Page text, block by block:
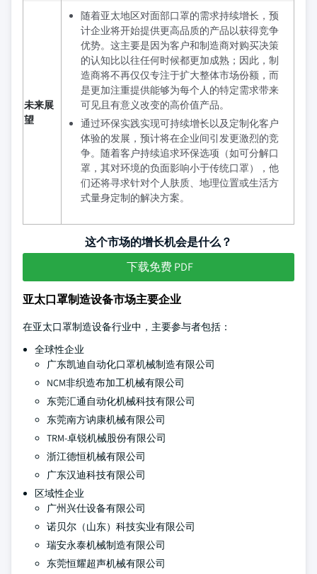
未来展
望
随着亚太地区对面部口罩的需求持续增长，预
计企业将开始提供更高品质的产品以获得竞争
优势。这主要是因为客户和制造商对购买决策
的认知比以往任何时候都更加成熟；因此，制
造商将不再仅仅专注于扩大整体市场份额，而
是更加注重提供能够为每个人的特定需求带来
可见且有意义改变的高价值产品。
通过环保实践实现可持续增长以及定制化客户
体验的发展，预计将在企业间引发更激烈的竞
争。随着客户持续追求环保选项（如可分解口
罩，其对环境的负面影响小于传统口罩），他
们还将寻求针对个人肤质、地理位置或生活方
式量身定制的解决方案。
这个市场的增长机会是什么？
下载免费 PDF
亚太口罩制造设备市场主要企业
在亚太口罩制造设备行业中，主要参与者包括：
全球性企业
广东凯迪自动化口罩机械制造有限公司
NCM非织造布加工机械有限公司
东莞汇通自动化机械科技有限公司
东莞南方讷康机械有限公司
TRM-卓锐机械股份有限公司
浙江德恒机械有限公司
广东汉迪科技有限公司
区域性企业
广州兴仕设备有限公司
诺贝尔（山东）科技实业有限公司
瑞安永泰机械制造有限公司
东莞恒耀超声机械有限公司